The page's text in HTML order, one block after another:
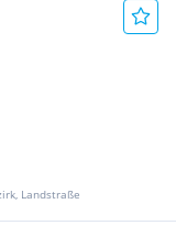
Landstraße